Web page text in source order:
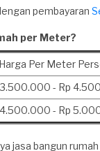
pembayaran
per Meter?
Harga Per Meter
- Rp
- Rp
jasa bangun